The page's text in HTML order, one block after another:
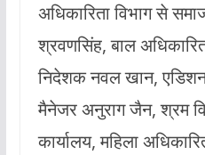
अधिकारिता विभाग से
श्रवणसिंह, बाल
निदेशक नवल खान,
मैनेजर अनुराग जैन, श्रम
कार्यालय, महिला